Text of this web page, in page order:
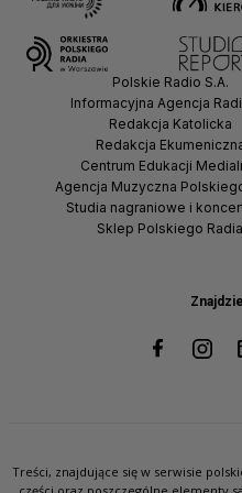
Polskie Radio S.A.
Informacyjna Agencja
Redakcja Katolicka
Redakcja
Centrum Edukacji
Agencja Muzyczna
Studia nagraniowe i
Sklep Polskiego Radia
Treści, znajdujące się w serwisie